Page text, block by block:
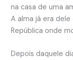
na casa de uma
A alma já era
República onde
Depois daquele